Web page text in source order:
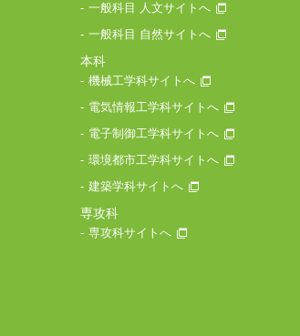
一般科目 人文サイトへ
一般科目 自然サイトへ
本科
機械工学科サイトへ
電気情報工学科サイトへ
電子制御工学科サイトへ
環境都市工学科サイトへ
建築学科サイトへ
専攻科
専攻科サイトへ